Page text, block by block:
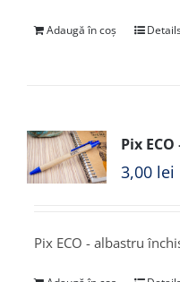
Adaugă în coș
Pix
3,00 lei
Pix ECO - albastru